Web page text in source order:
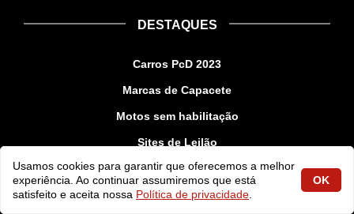
DESTAQUES
Carros PcD 2023
Marcas de Capacete
Motos sem habilitação
Sites de Leilão
Código de Segurança CNH
Carros até R$ 15 mil
Usamos cookies para garantir que oferecemos a melhor
experiência. Ao continuar assumiremos que está
satisfeito e aceita nossa Política de privacidade
OK